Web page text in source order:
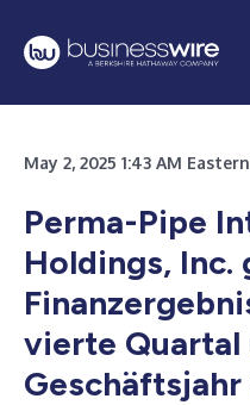
May 2, 2025 1:43 AM
Perma-Pipe
Holdings, Inc.
vierte Quartal